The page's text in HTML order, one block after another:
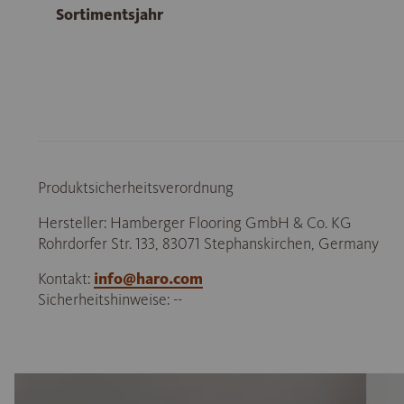
Sortimentsjahr
Produktsicherheitsverordnung
Hersteller: Hamberger Flooring GmbH & Co. KG
Rohrdorfer Str. 133, 83071 Stephanskirchen, Germany
Kontakt: info@haro.com
Sicherheitshinweise: --